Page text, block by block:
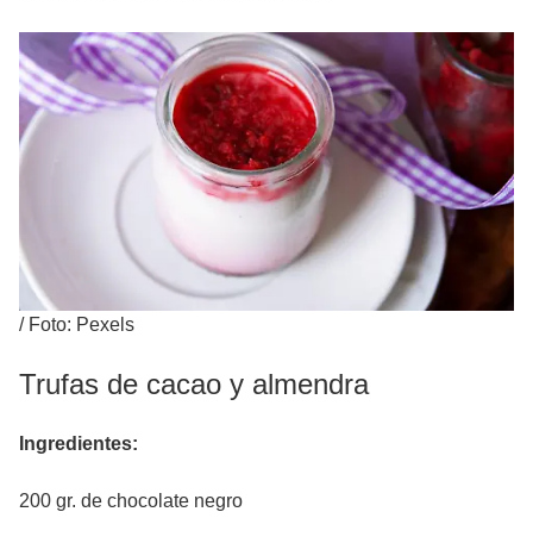
/ Foto: Pexels
Trufas de cacao y almendra
Ingredientes:
200 gr. de chocolate negro